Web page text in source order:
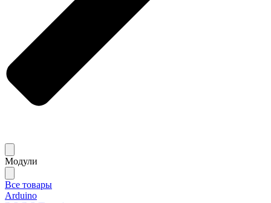
Модули
Все товары
Arduino